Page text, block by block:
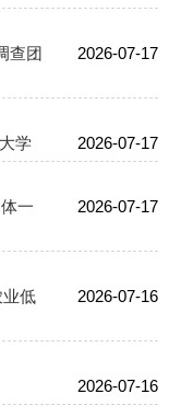
查团
2026-07-17
学 2026-07-17
一
2026-07-17
低
2026-07-16
2026-07-16